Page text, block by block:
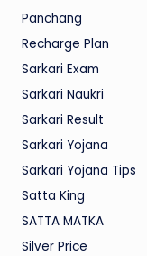
Panchang
Recharge Plan
Sarkari Exam
Sarkari Naukri
Sarkari Result
Sarkari Yojana
Sarkari Yojana Tips
Satta King
SATTA MATKA
Silver Price